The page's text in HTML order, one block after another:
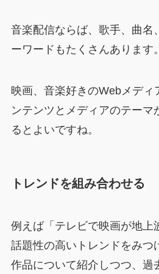
音楽配信ならば、歌手、曲名
ーワードもたくさんあります。
映画、音楽好きのWebメディ
ンテンツとメディアのテーマ
るとよいですね。
トレンドを組み合わせる
例えば「テレビで映画が地上
話題性の高いトレンドをみつ
作品について紹介しつつ、過